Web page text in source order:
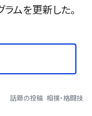
ムを更新した。
話題の投稿 相撲・格闘技